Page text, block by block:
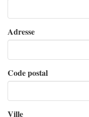
Adresse
Code postal
Ville